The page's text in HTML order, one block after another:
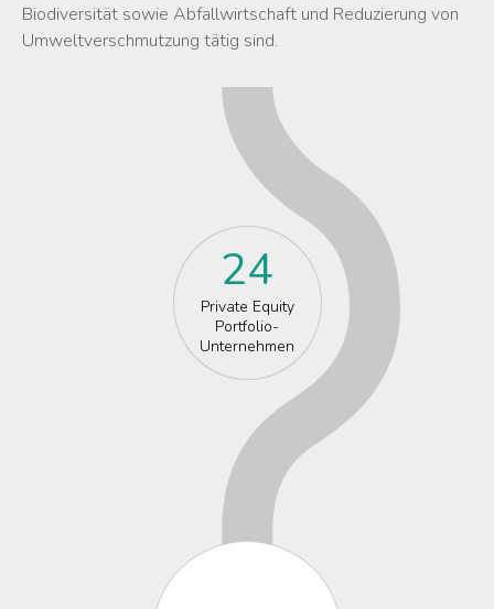
Biodiversität sowie Abfallwirtschaft und Reduzierung von
Umweltverschmutzung tätig sind.
24
Private Equity
Portfolio-
Unternehmen